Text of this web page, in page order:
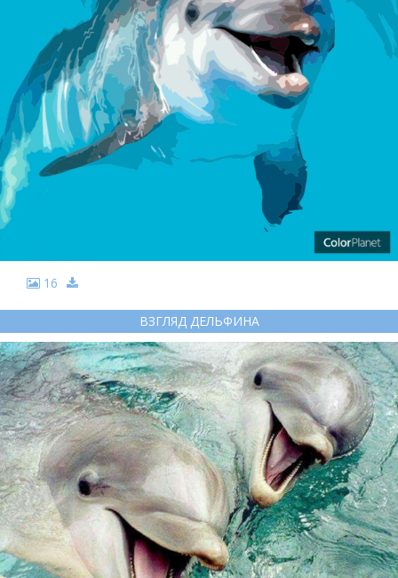
16
ВЗГЛЯД ДЕЛЬФИНА